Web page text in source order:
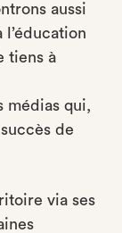
aussi
l’éducation
tiens à
médias qui,
de
via ses